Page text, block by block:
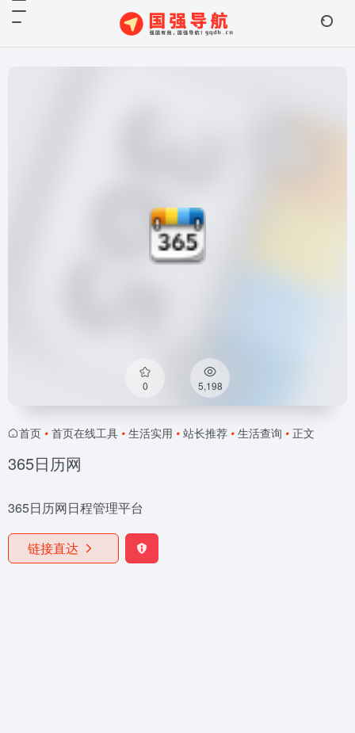
0 5,198
首页 • 首页在线工具 • 生活实用 • 站长推荐 • 生活查询 • 正文
365日历网
365日历网日程管理平台
链接直达